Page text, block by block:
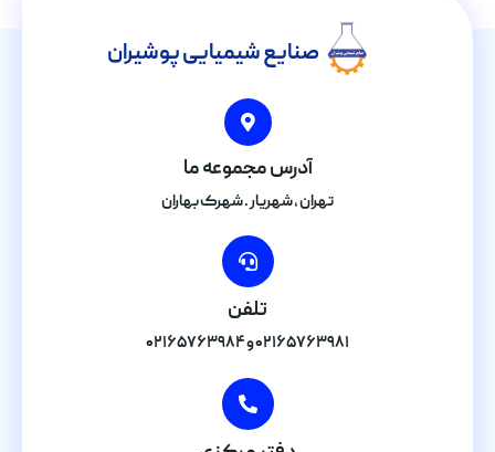
صنایع شیمیایی پوشیران
آدرس مجموعه ما
تهران , شهریار . شهرک بهاران
تلفن
۰۲۱۶۵۷۶۳۹۸۱ و ۰۲۱۶۵۷۶۳۹۸۴